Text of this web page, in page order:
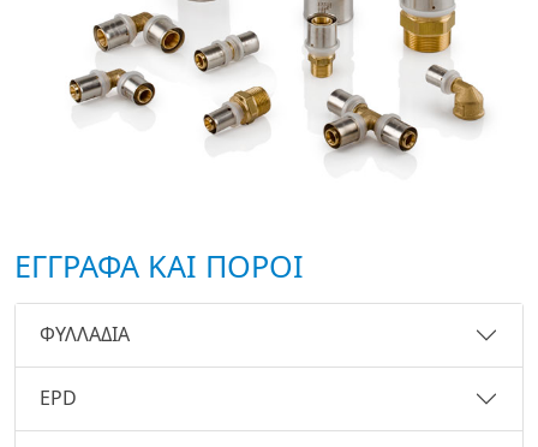
ΕΓΓΡΑΦΑ ΚΑΙ ΠΟΡΟΙ
ΦΥΛΛΑΔΙΑ
EPD